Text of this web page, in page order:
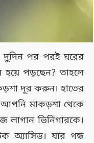
দুদিন পর পরই ঘরের
পড়ছেন? তাহলে
দূর করুন। হাতের
আপনি মাকড়শা থেকে
লাগান ভিনিগারকে।
অ্যাসিড। যার গন্ধ